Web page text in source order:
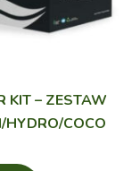
KIT – ZESTAW
HYDRO/COCO